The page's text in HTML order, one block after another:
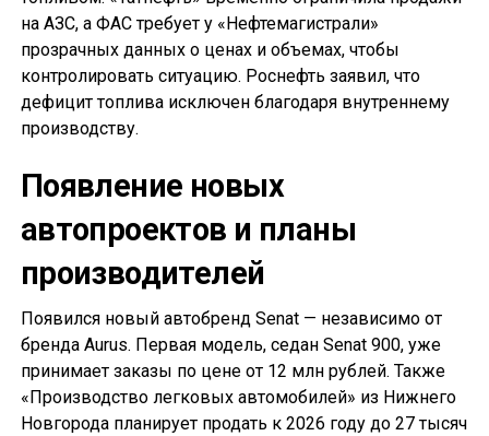
на АЗС, а ФАС требует у «Нефтемагистрали»
прозрачных данных о ценах и объемах, чтобы
контролировать ситуацию. Роснефть заявил, что
дефицит топлива исключен благодаря внутреннему
производству.
Появление новых
автопроектов и планы
производителей
Появился новый автобренд Senat — независимо от
бренда Aurus. Первая модель, седан Senat 900, уже
принимает заказы по цене от 12 млн рублей. Также
«Производство легковых автомобилей» из Нижнего
Новгорода планирует продать к 2026 году до 27 тысяч